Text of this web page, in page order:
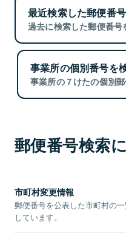
最近検索した郵便番号
過去に検索した郵便番号
事業所の個別番号を
事業所の７けたの個別
郵便番号検索
市町村変更情報
郵便番号を公表した市町村の
しています。